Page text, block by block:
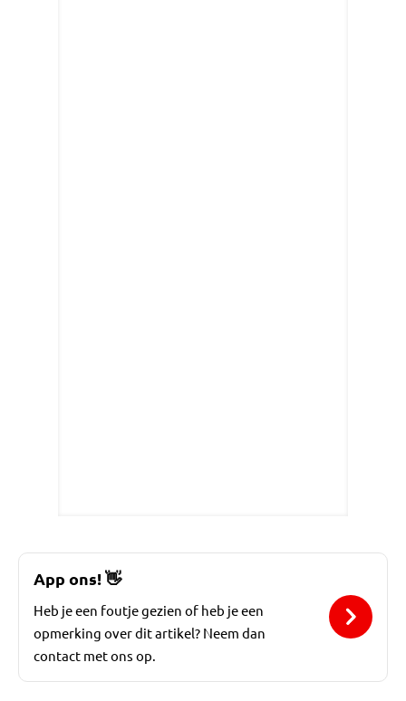
App ons! 👋
Heb je een foutje gezien of heb je een
opmerking over dit artikel? Neem dan
contact met ons op.